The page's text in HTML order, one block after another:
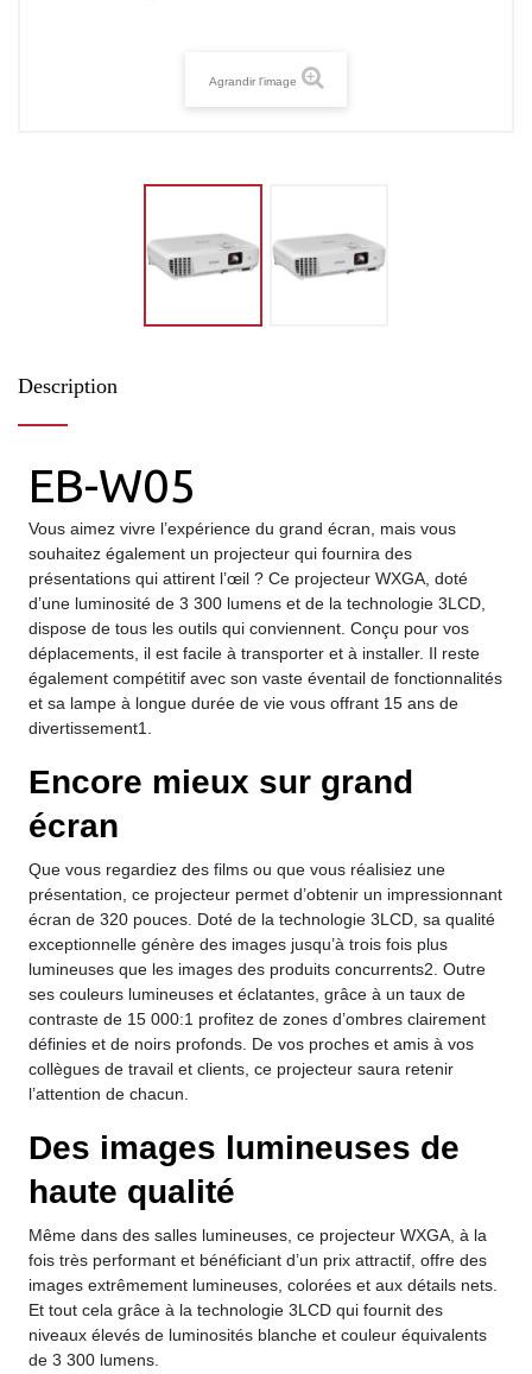
Agrandir l'image
Description
EB-W05
Vous aimez vivre l’expérience du grand écran, mais vous
souhaitez également un projecteur qui fournira des
présentations qui attirent l’œil ? Ce projecteur WXGA, doté
d’une luminosité de 3 300 lumens et de la technologie 3LCD,
dispose de tous les outils qui conviennent. Conçu pour vos
déplacements, il est facile à transporter et à installer. Il reste
également compétitif avec son vaste éventail de fonctionnalités
et sa lampe à longue durée de vie vous offrant 15 ans de
divertissement1.
Encore mieux sur grand
écran
Que vous regardiez des films ou que vous réalisiez une
présentation, ce projecteur permet d’obtenir un impressionnant
écran de 320 pouces. Doté de la technologie 3LCD, sa qualité
exceptionnelle génère des images jusqu’à trois fois plus
lumineuses que les images des produits concurrents2. Outre
ses couleurs lumineuses et éclatantes, grâce à un taux de
contraste de 15 000:1 profitez de zones d’ombres clairement
définies et de noirs profonds. De vos proches et amis à vos
collègues de travail et clients, ce projecteur saura retenir
l’attention de chacun.
Des images lumineuses de
haute qualité
Même dans des salles lumineuses, ce projecteur WXGA, à la
fois très performant et bénéficiant d’un prix attractif, offre des
images extrêmement lumineuses, colorées et aux détails nets.
Et tout cela grâce à la technologie 3LCD qui fournit des
niveaux élevés de luminosités blanche et couleur équivalents
de 3 300 lumens.